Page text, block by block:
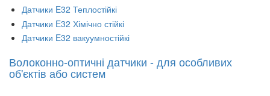
Датчики E32 Теплостійкі
Датчики E32 Хімічно стійкі
Датчики E32 вакуумностійкі
Волоконно-оптичні датчики - для особливих
об'єктів або систем